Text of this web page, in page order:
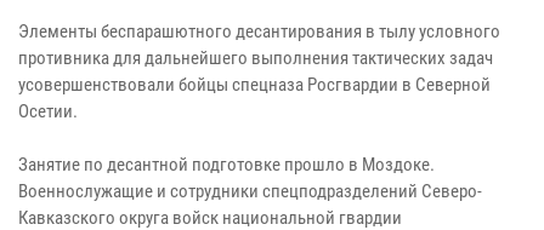
Элементы беспарашютного десантирования в тылу условного
противника для дальнейшего выполнения тактических задач
усовершенствовали бойцы спецназа Росгвардии в Северной
Осетии.
Занятие по десантной подготовке прошло в Моздоке.
Военнослужащие и сотрудники спецподразделений Северо-
Кавказского округа войск национальной гвардии